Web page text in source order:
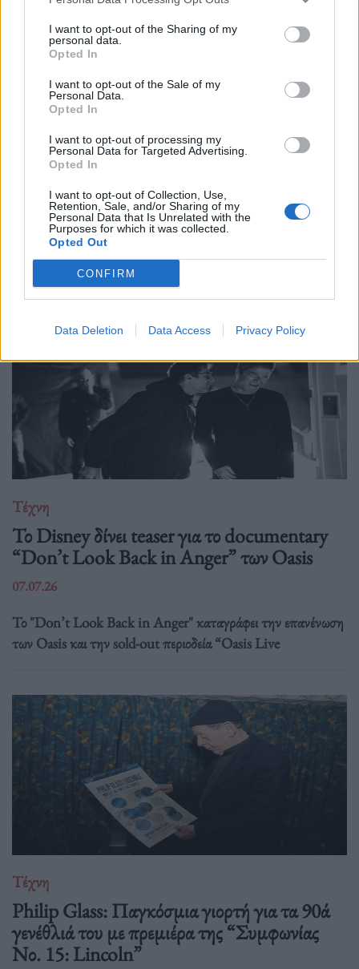
I want to opt-out of the Sharing of my
personal data.
Opted In
I want to opt-out of the Sale of my
Personal Data.
Opted In
I want to opt-out of processing my
Personal Data for Targeted Advertising.
Opted In
I want to opt-out of Collection, Use,
Retention, Sale, and/or Sharing of my
Personal Data that Is Unrelated with the
Purposes for which it was collected.
Opted Out
CONFIRM
Data Deletion Data Access Privacy Policy
Newsroom
Ετικέτες :Marvel ,The Marvels.
Δείτε επίσης
Τέχνη
Το Disney δίνει teaser για το documentary
“Don’t Look Back in Anger” των Oasis
07.07.26
Το "Don’t Look Back in Anger" καταγράφει την επανένωση
των Oasis και την sold-out περιοδεία “Oasis Live
Τέχνη
Philip Glass: Παγκόσμια γιορτή για τα 90ά
γενέθλιά του με πρεμιέρα της “Συμφωνίας
Νο. 15: Lincoln”